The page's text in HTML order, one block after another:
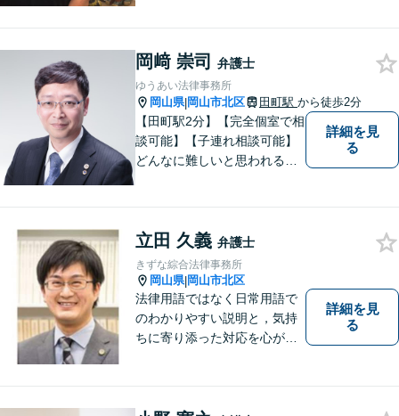
岡﨑 崇司 弁護士
ゆうあい法律事務所
岡山県|岡山市北区 田町駅 から徒歩2分
【田町駅2分】【完全個室で相
談可能】【子連れ相談可能】
どんなに難しいと思われる案
ている皆さまの現状を良い方
向に変化させることができる
ように全力を尽くします。
詳細を見
る
立田 久義 弁護士
きずな綜合法律事務所
岡山県|岡山市北区
法律用語ではなく日常用語で
のわかりやすい説明と，気持
ちに寄り添った対応を心がけ
詳細を見
る